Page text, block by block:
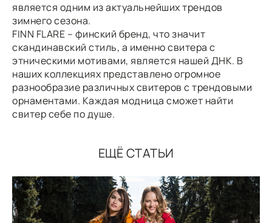
является одним из актуальнейших трендов
зимнего сезона.
FINN FLARE – финский бренд, что значит
скандинавский стиль, а именно свитера с
этническими мотивами, является нашей ДНК. В
наших коллекциях представлено огромное
разнообразие различных свитеров с трендовыми
орнаментами. Каждая модница сможет найти
свитер себе по душе.
ЕЩЁ СТАТЬИ